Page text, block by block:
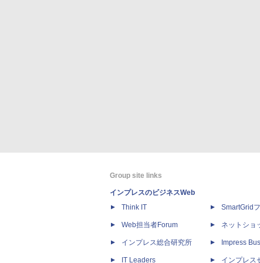
Group site links
インプレスのビジネスWeb
Think IT
Web担当者Forum
インプレス総合研究所
IT Leaders
SmartGrid
ネットショ
Impress
インプレス